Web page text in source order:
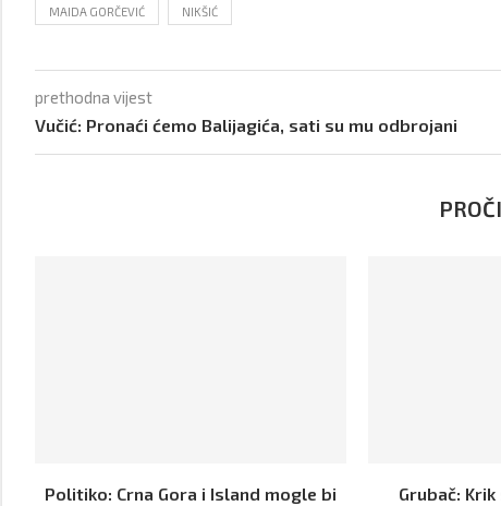
MAIDA GORČEVIĆ NIKŠIĆ
prethodna vijest
Vučić: Pronaći ćemo Balijagića, sati su mu odbrojani
Politiko: Crna Gora i Island mogle bi
Grubač: